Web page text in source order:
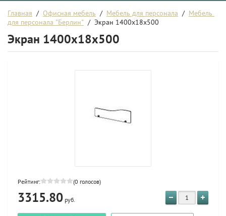
Главная
  /
Офисная мебель
  /
Мебель для персонала
  /
Мебель
для персонала "Берлин"
  /  Экран 1400x18x500
Экран 1400x18x500
Рейтинг: (0 голосов)
3315.80 руб.